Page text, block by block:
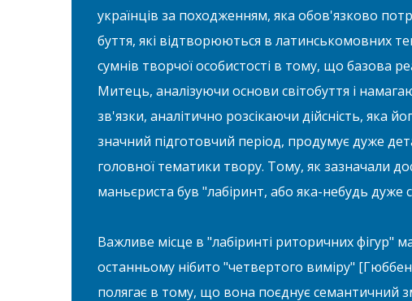
українців за походженням, яка обов'язково
буття, які відтворюються в латинськомовних
сумнів творчої особистості в тому, що базова
Митець, аналізуючи основи світобуття і
зв'язки, аналітично розсікаючи дійсність, яка
значний підготовчий період, продумує дуже
головної тематики твору. Тому, як зазначали
маньєриста був "лабіринт, або яка-небудь дуже
Важливе місце в "лабіринті риторичних фігур"
останньому нібито "четвертого виміру"
полягає в тому, що вона поєднує семантичний